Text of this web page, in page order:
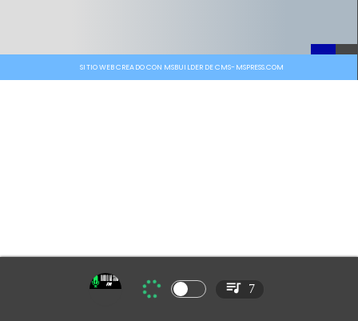
SITIO WEB CREADO CON MSBUILDER DE CMS-MSPRESS.COM
7